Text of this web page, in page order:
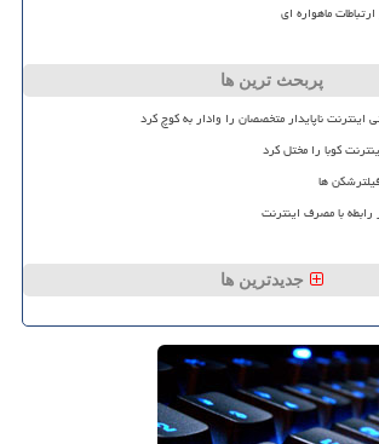
ماهواره ای
پربحث ترین ها
ناپایدار متخصصان را وادار به کوچ کرد
کوبا را مختل کرد
ها
با مصرف اینترنت
جدیدترین ها